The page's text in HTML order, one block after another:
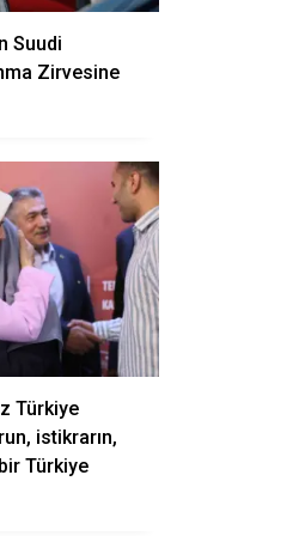
Suudi
Zirvesine
Türkiye
istikrarın,
Türkiye